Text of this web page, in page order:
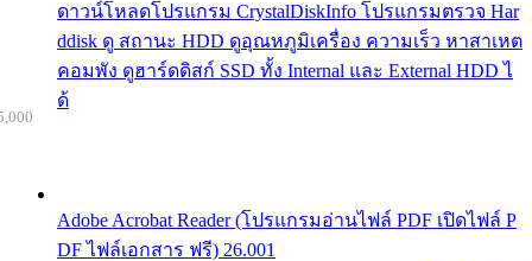
ดาวน์โหลดโปรแกรม CrystalDiskInfo โปรแกรมตรวจ Har
ddisk ดู สถานะ HDD ดูอุณหภูมิเครื่อง ความเร็ว หาสาเหต
คอมพัง ดูฮาร์ดดิสก์ SSD ทั้ง Internal และ External HDD ไ
ด้
Adobe Acrobat Reader (โปรแกรมอ่านไฟล์ PDF เปิดไฟล์ P
DF ไฟล์เอกสาร ฟรี) 26.001